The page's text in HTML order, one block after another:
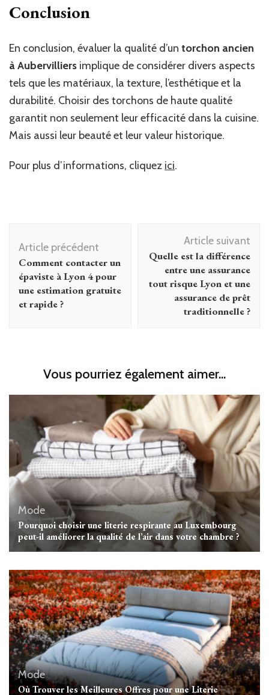
Conclusion
En conclusion, évaluer la qualité d’un torchon ancien
à Aubervilliers implique de considérer divers aspects
tels que les matériaux, la texture, l’esthétique et la
durabilité. Choisir des torchons de haute qualité
garantit non seulement leur efficacité dans la cuisine.
Mais aussi leur beauté et leur valeur historique.
Pour plus d’informations, cliquez ici.
d'article
Article précédent
Comment contacter un
épaviste à Lyon 4 pour
une estimation gratuite
et rapide ?
Article suivant
Quelle est la différence
entre une assurance
tout risque Lyon et une
assurance de prêt
traditionnelle ?
Vous pourriez également aimer...
Mode
Pourquoi choisir une literie respirante au Luxembourg
peut-il améliorer la qualité de l’air dans votre chambre ?
Mode
Où Trouver les Meilleures Offres pour une Literie